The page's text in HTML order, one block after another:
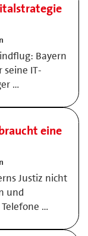
Bayern
IT-
…
eine
Justiz nicht
und
…